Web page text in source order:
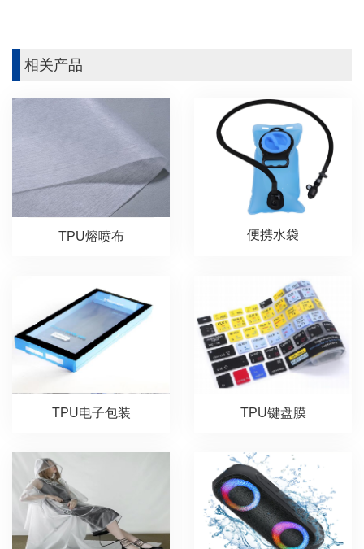
相关产品
TPU熔喷布 便携水袋
TPU电子包装 TPU键盘膜